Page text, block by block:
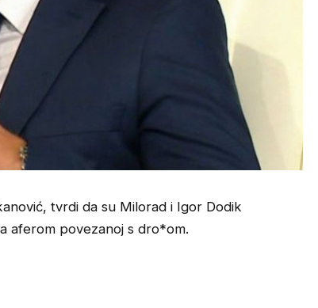
tvrdi da su Milorad i Igor Dodik
aferom povezanoj s dro*om.